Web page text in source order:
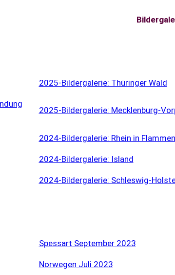
2025-Bildergalerie: Thüringer Wald
2025-Bildergalerie: Mecklenburg-
2024-Bildergalerie: Rhein in Flammen
2024-Bildergalerie: Island
2024-Bildergalerie: Schleswig-
Spessart September 2023
Norwegen Juli 2023